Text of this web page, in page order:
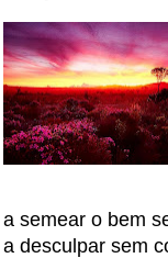
a semear o bem
a desculpar sem